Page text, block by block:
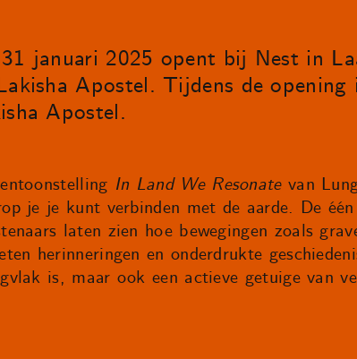
januari 2025 opent bij Nest in
Apostel. Tijdens de
Apostel.
In Land We Resonatevan
je je kunt verbinden met de aarde. De
laten zien hoe bewegingen zoals
herinneringen en onderdrukte
is, maar ook een actieve getuige van